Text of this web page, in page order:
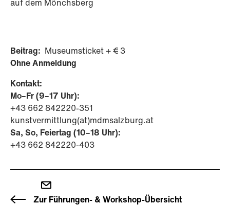
auf dem Mönchsberg
Beitrag: Museumsticket + € 3
Ohne Anmeldung
Kontakt:
Mo–Fr (9–17 Uhr):
+43 662 842220-351
kunstvermittlung(at)mdmsalzburg.at
Sa, So, Feiertag (10–18 Uhr):
+43 662 842220-403
Zur Führungen- & Workshop-Übersicht